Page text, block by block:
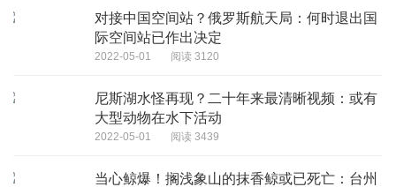
对接中国空间站？俄罗斯航天局：何时退出国
际空间站已作出决定
2022-05-01 阅读 3120
尼斯湖水怪再现？二十年来最清晰视频：或有
大型动物在水下活动
2022-05-01 阅读 3439
当心鲸爆！搁浅象山的抹香鲸或已死亡：台州